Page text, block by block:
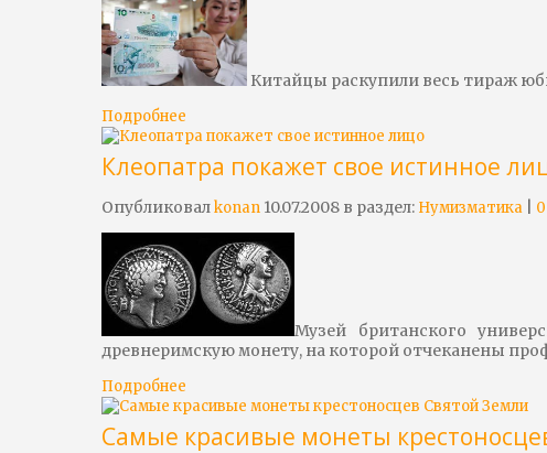
Китайцы раскупили весь тираж
Подробнее
Клеопатра покажет свое истинное
Опубликовалkonan 10.07.2008 в раздел: Нумизматика
Музей британского
древнеримскую монету, на которой отчеканены
Подробнее
Самые красивые монеты